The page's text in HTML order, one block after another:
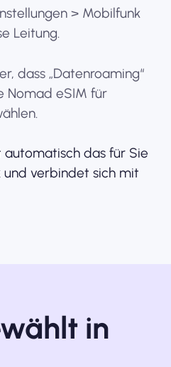
> Mobilfunk
Leitung.
dass „Datenroaming“
Nomad eSIM für
automatisch das für Sie
verbindet sich mit
in